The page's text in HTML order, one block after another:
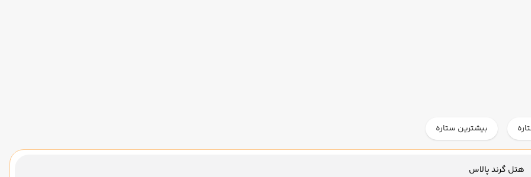
بیشترین ستاره
هتل گرند پالاس